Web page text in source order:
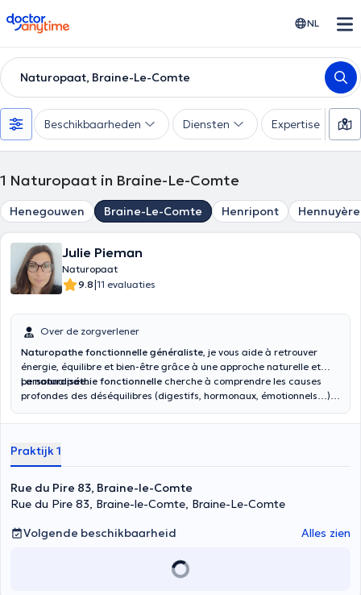
doctoranytime NL
Naturopaat, Braine-Le-Comte
Beschikbaarheden Diensten Expertise
1 Naturopaat in Braine-Le-Comte
Henegouwen Braine-Le-Comte Henripont
Julie Pieman
Naturopaat
9.8|11 evaluaties
Over de zorgverlener
Naturopathe fonctionnelle généraliste, je vous aide à retrouver
énergie, équilibre et bien-être grâce à une approche naturelle et
personnalisée.
Lanaturopathie fonctionnelle cherche à comprendre les causes
profondes des déséquilibres (digestifs, hormonaux, émotionnels…)
Praktijk 1
Rue du Pire 83, Braine-le-Comte
Rue du Pire 83, Braine-le-Comte, Braine-Le-Comte
Volgende beschikbaarheid
Alles zien